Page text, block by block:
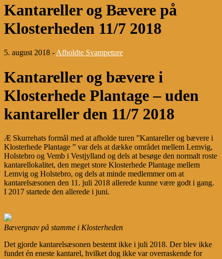
Kantareller og Bævere på
Klosterheden 11/7 2018
5. august 2018 - Afholdte Svampeture
Kantareller og bævere i
Klosterhede Plantage – uden
kantareller den 11/7 2018
Æ Skurrehats formål med at afholde turen ”Kantareller og bævere i
Klosterhede Plantage ” var dels at dække området mellem Lemvig,
Holstebro og Vemb i Vestjylland og dels at besøge den normalt roste
kantarellokalitet, den meget store Klosterhede Plantage mellem
Lemvig og Holstebro, og dels at minde medlemmer om at
kantarelsæsonen den 11. juli 2018 allerede kunne være godt i gang.
I 2017 startede den allerede i juni.
Bævergnav på stamme i Klosterheden
Det gjorde kantarelsæsonen bestemt ikke i juli 2018. Der blev ikke
fundet én eneste kantarel, hvilket dog ikke var overraskende for